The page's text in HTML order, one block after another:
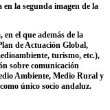
la segunda imagen de la
el que además de la
de Actuación Global,
turismo, etc.),
sobre comunicación
Ambiente, Medio Rural y
único socio andaluz.